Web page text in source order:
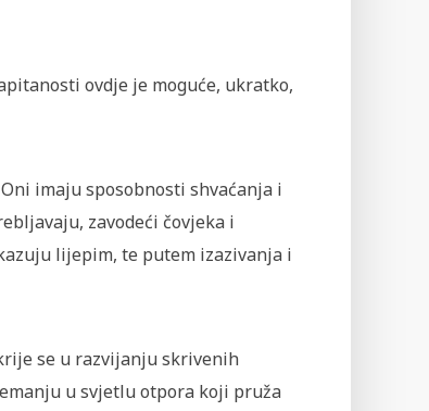
ovdje je moguće, ukratko,
imaju sposobnosti shvaćanja i
zavodeći čovjeka i
lijepim, te putem izazivanja i
se u razvijanju skrivenih
u svjetlu otpora koji pruža